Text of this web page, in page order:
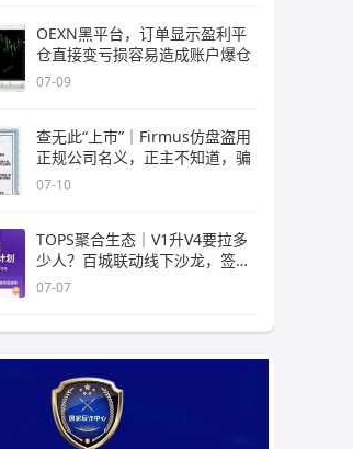
OEXN黑平台，订单显示盈利平
仓直接变亏损容易造成账户爆仓
07-09
查无此“上市”｜Firmus仿盘盗用
正规公司名义，正主不知道，骗
07-10
TOPS聚合生态｜V1升V4要拉多
少人？百城联动线下沙龙，签的
是业
07-07